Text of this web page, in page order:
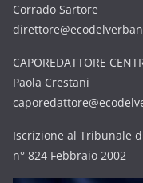
Corrado Sartore
CAPOREDATTORE
Paola Crestani
Iscrizione al Tribunale
n° 824 Febbraio 2002